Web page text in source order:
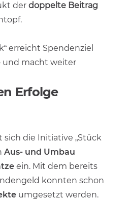
der doppelte Beitrag
Erfolge
sich die Initiative „Stück
Aus- und Umbau
ein. Mit dem bereits
konnten schon
umgesetzt werden.